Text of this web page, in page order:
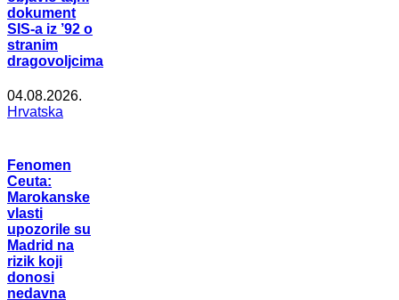
dokument
SIS-a iz ’92 o
stranim
dragovoljcima
04.08.2026.
Hrvatska
Fenomen
Ceuta:
Marokanske
vlasti
upozorile su
Madrid na
rizik koji
donosi
nedavna